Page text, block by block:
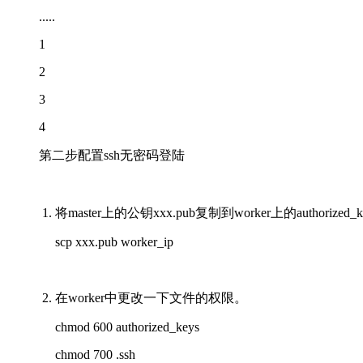
.....
1
2
3
4
第二步配置ssh无密码登陆
1. 将master上的公钥xxx.pub复制到worker上的
scp xxx.pub worker_ip
2. 在worker中更改一下文件的权限。
chmod 600 authorized_keys
chmod 700 .ssh